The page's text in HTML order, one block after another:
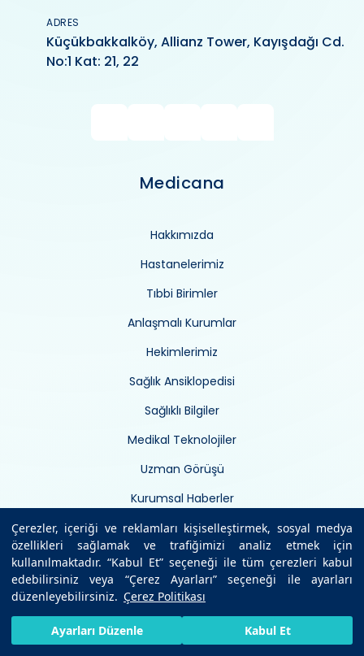
Çerezler, içeriği ve reklamları kişiselleştirmek, sosyal medya
özellikleri sağlamak ve trafiğimizi analiz etmek için
kullanılmaktadır. “Kabul Et” seçeneği ile tüm çerezleri kabul
edebilirsiniz veya “Çerez Ayarları” seçeneği ile ayarları
düzenleyebilirsiniz. Çerez Politikası
Ayarları Düzenle Kabul Et
ADRES
Küçükbakkalköy, Allianz Tower, Kayışdağı Cd.
No:1 Kat: 21, 22
Medicana
Hakkımızda
Hastanelerimiz
Tıbbi Birimler
Anlaşmalı Kurumlar
Hekimlerimiz
Sağlık Ansiklopedisi
Sağlıklı Bilgiler
Medikal Teknolojiler
Uzman Görüşü
Kurumsal Haberler
İletişim
Kurumsal
İnsan kaynakları
HIZLI RANDEVU AL BIZE ULAŞIN